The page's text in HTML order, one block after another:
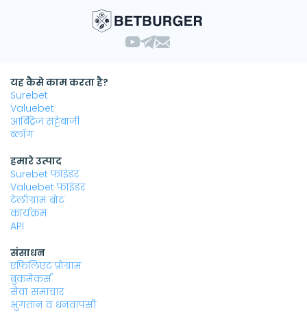
यह कैसे काम करता है?
Surebet
Valuebet
आर्बिट्रेज सट्टेबाजी
ब्लॉग
हमारे उत्पाद
Surebet फाइंडर
Valuebet फाइंडर
टेलीग्राम बोट
कार्यक्रम
API
संसाधन
एफिलिएट प्रोग्राम
बुकमेकर्स
सेवा समाचार
भुगतान व धनवापसी